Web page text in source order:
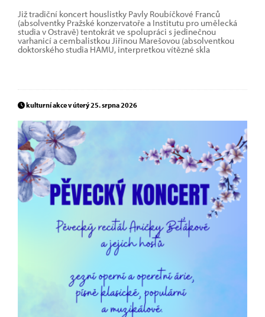
Již tradiční koncert houslistky Pavly Roubíčkové Franců
(absolventky Pražské konzervatoře a Institutu pro umělecká
studia v Ostravě) tentokrát ve spolupráci s jedinečnou
varhanicí a cembalistkou Jiřinou Marešovou (absolventkou
doktorského studia HAMU, interpretkou vítězné skla
kulturní akce v úterý 25. srpna 2026